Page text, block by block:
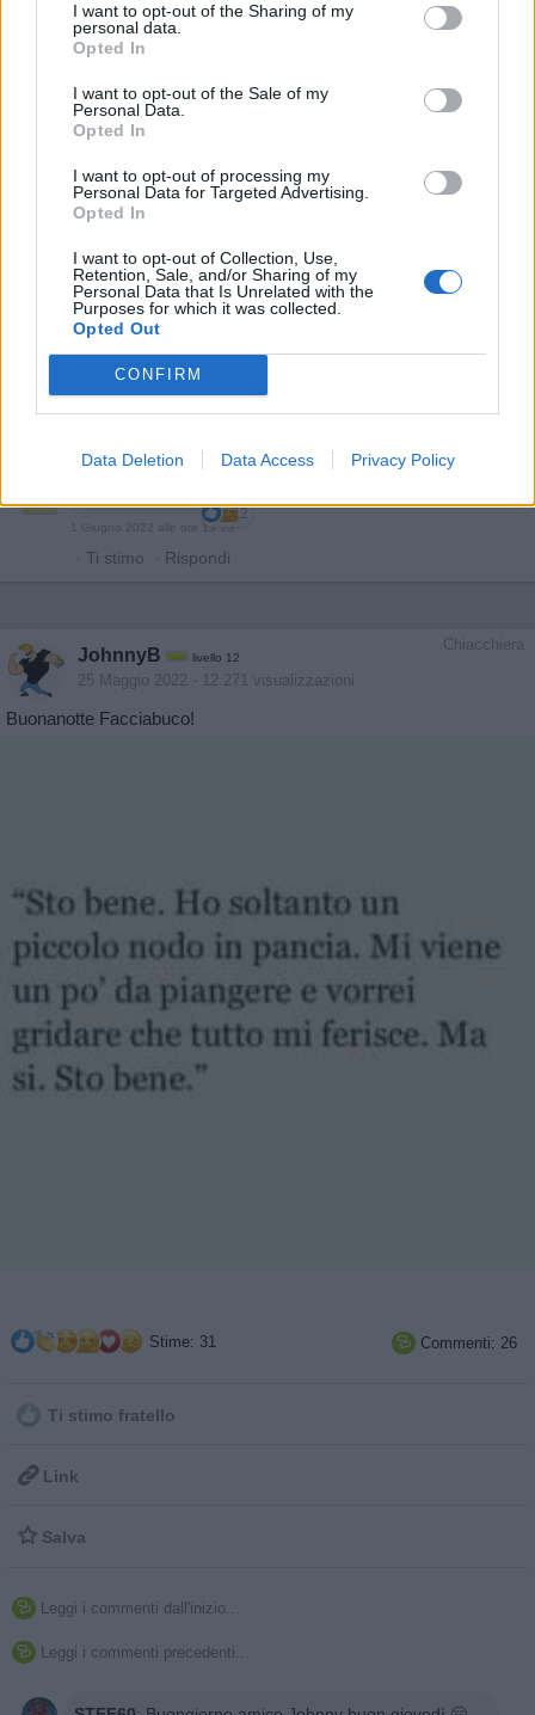
I want to opt-out of the Sharing of my
personal data.
Opted In
I want to opt-out of the Sale of my
Personal Data.
Opted In
I want to opt-out of processing my
Personal Data for Targeted Advertising.
Opted In
I want to opt-out of Collection, Use,
Retention, Sale, and/or Sharing of my
Personal Data that Is Unrelated with the
Purposes for which it was collected.
Opted Out
CONFIRM
Data Deletion Data Access Privacy Policy
30 Maggio 2022 alle ore 10:06
Blek:Buonaserata amico🍺
·Ti stimo ·Rispondi
30 Maggio 2022 alle ore 18:45
·Ti stimo ·Rispondi
Buona serata amico Johnny 🥂🤗
2
1 Giugno 2022 alle ore 13:15
· Ti stimo · Rispondi
Chiacchiera
JohnnyB livello 12
25 Maggio 2022 - 12.271 visualizzazioni
Buonanotte Facciabuco!
Stime: 31  Commenti: 26
Ti stimo fratello
 Link
 Salva
 Leggi i commenti dall'inizio...
 Leggi i commenti precedenti...